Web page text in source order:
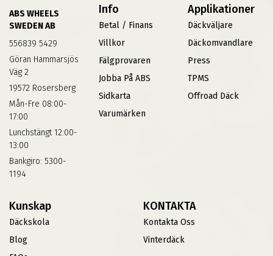
ABS WHEELS
SWEDEN AB
556839 5429
Göran Hammarsjös
Väg 2
19572 Rosersberg
Mån-Fre 08:00-
17:00
Lunchstängt 12:00-
13:00
Bankgiro: 5300-
1194
Info
Betal / Finans
Villkor
Fälgprovaren
Jobba På ABS
Sidkarta
Varumärken
Applikationer
Däckväljare
Däckomvandlare
Press
TPMS
Offroad Däck
Kunskap
Däckskola
Blog
KONTAKTA
Kontakta Oss
Vinterdäck